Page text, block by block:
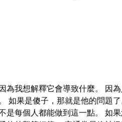
為我想解釋它會導致什麼。 因
如果是傻子，那就是他的問題
是每個人都能做到這一點。 如